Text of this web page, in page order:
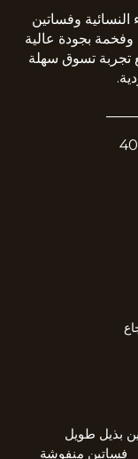
وفساتين
بجودة عالية
تجربة تسوق سهلة
بذيل طويل
فساتين منفوشة